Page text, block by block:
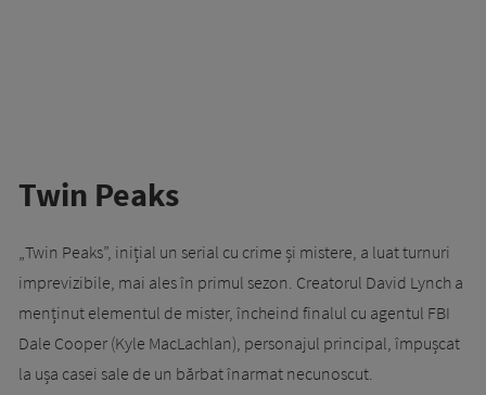
Twin Peaks
„Twin Peaks”, inițial un serial cu crime și mistere, a luat turnuri
imprevizibile, mai ales în primul sezon. Creatorul David Lynch a
menținut elementul de mister, încheind finalul cu agentul FBI
Dale Cooper (Kyle MacLachlan), personajul principal, împușcat
la ușa casei sale de un bărbat înarmat necunoscut.